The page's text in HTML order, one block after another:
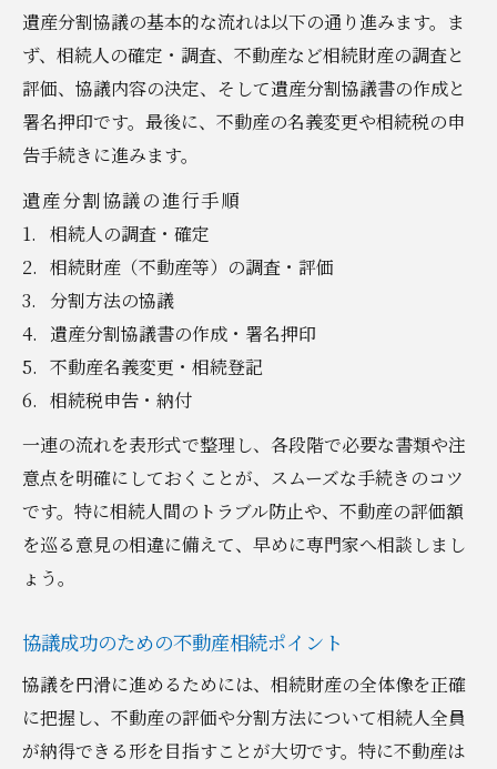
遺産分割協議の基本的な流れは以下の通り進みます。ま
ず、相続人の確定・調査、不動産など相続財産の調査と
評価、協議内容の決定、そして遺産分割協議書の作成と
署名押印です。最後に、不動産の名義変更や相続税の申
告手続きに進みます。
遺産分割協議の進行手順
相続人の調査・確定
相続財産（不動産等）の調査・評価
分割方法の協議
遺産分割協議書の作成・署名押印
不動産名義変更・相続登記
相続税申告・納付
一連の流れを表形式で整理し、各段階で必要な書類や注
意点を明確にしておくことが、スムーズな手続きのコツ
です。特に相続人間のトラブル防止や、不動産の評価額
を巡る意見の相違に備えて、早めに専門家へ相談しまし
ょう。
協議成功のための不動産相続ポイント
協議を円滑に進めるためには、相続財産の全体像を正確
に把握し、不動産の評価や分割方法について相続人全員
が納得できる形を目指すことが大切です。特に不動産は